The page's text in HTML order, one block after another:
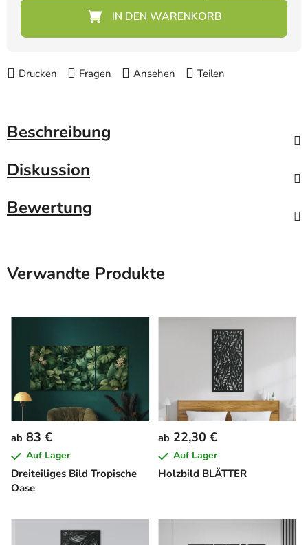
Drucken Fragen Ansehen Teilen
Beschreibung
Diskussion
Bewertung
Verwandte Produkte
Dreiteiliges Bild Tropische
Oase
ab 83 €
Auf Lager
Holzbild BLÄTTER
ab 22,30 €
Auf Lager